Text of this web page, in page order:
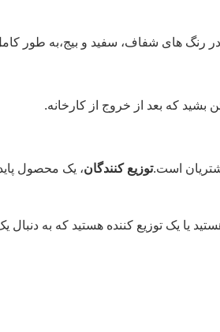
رنگ های شفاف، سفید و بیج،به طور کامل
بشيد که بعد از خروج از کارخانه.
توزیع کنندگان، یک محصول
یا یک توزیع کننده هستید که به دنبال